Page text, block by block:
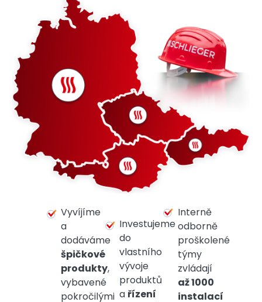
Vyvíjíme
a
dodáváme
špičkové
produkty,
vybavené
pokročilými
Investujeme
do
vlastního
vývoje
produktů
a řízení
Interně
odborně
proškolené
týmy
zvládají
až 1000
instalací